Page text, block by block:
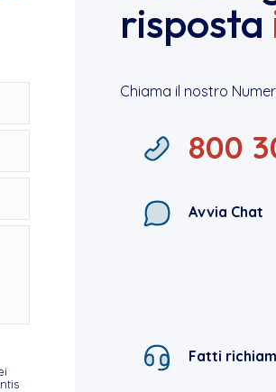
risposta
Chiama il nostro
800
Avvia Chat
Fatti